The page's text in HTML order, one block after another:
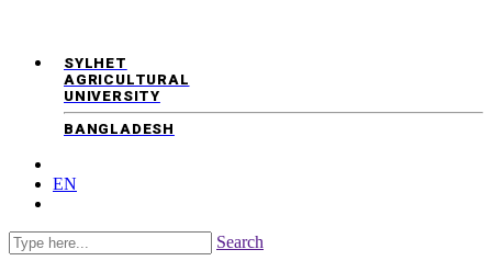
SYLHET
AGRICULTURAL
UNIVERSITY
BANGLADESH
EN
Search